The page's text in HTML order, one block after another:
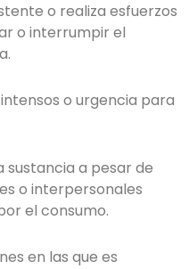
o realiza esfuerzos
o interrumpir el
o urgencia para
sustancia a pesar de
o interpersonales
el consumo.
en las que es